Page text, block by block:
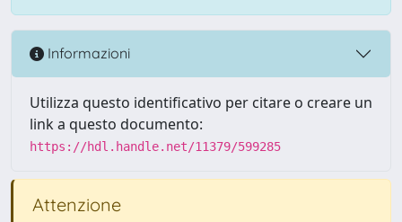
Informazioni
Utilizza questo identificativo per citare o creare un
link a questo documento:
https://hdl.handle.net/11379/599285
Attenzione